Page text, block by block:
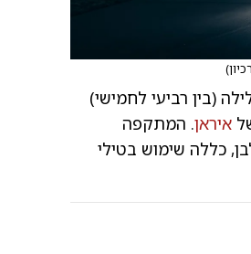
)
(בין רביעי לחמישי)
איראן. המתקפה
כללה שימוש בטילי